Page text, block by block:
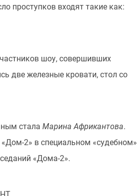
проступков входят такие как:
шоу, совершивших
две железные кровати, стол со
стала Марина Африкантова.
2» в специальном «судебном»
«Дома-2».